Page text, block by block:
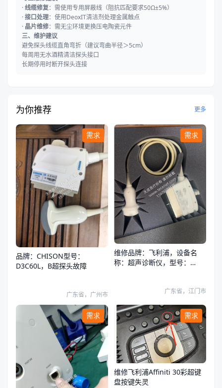
·线缆修复：需使用专用屏蔽线（阻抗匹配要求50Ω±5%）
·接口处理：使用DeoxIT清洁剂处理金属触点
· 晶片维修：需无尘环境更换压电陶瓷元件
三、维护建议
避免探头线缆直角弯折（建议弯曲半径＞5cm）
每周用无水酒精清洁探头接口
长期停用时断开探头连接
为你推荐 更多
需求
品牌：CHISON型号：
D3C60L，B超探头故障
广东省，广州市
需求
维修品牌：飞利浦，设备名
称：超声诊断仪，型号：
广东省，江门市
需求 需求
维修飞利浦Affiniti 30彩超键
盘按键失灵